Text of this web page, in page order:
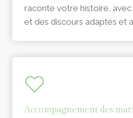
raconte votre histoire,
et des discours adaptés et
Accompagnement des